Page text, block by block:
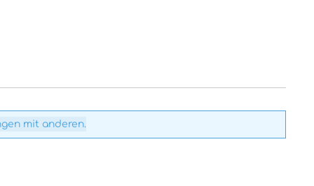
mit anderen.